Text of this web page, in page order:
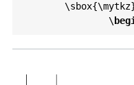
	\
sbox{\mytkz
		\
(5,1) --(1,2) --
	}